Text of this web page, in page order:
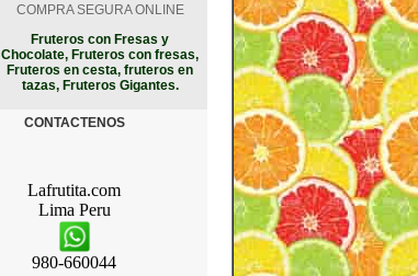
COMPRA SEGURA ONLINE
Fruteros con Fresas y
Chocolate, Fruteros con fresas,
Fruteros en cesta, fruteros en
tazas, Fruteros Gigantes.
CONTACTENOS
Lafrutita.com
Lima Peru
980-660044